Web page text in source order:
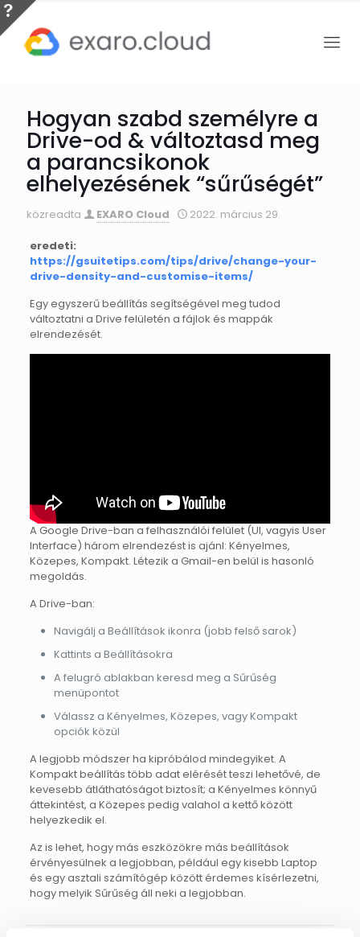
Hogyan szabd személyre a
Drive-od & változtasd meg
a parancsikonok
elhelyezésének “sűrűségét”
közreadta EXARO Cloud 2022. március 29.
eredeti:
https://gsuitetips.com/tips/drive/change-your-
drive-density-and-customise-items/
Egy egyszerű beállítás segítségével meg tudod
változtatni a Drive felületén a fájlok és mappák
elrendezését.
A Google Drive-ban a felhasználói felület (UI, vagyis User
Interface) három elrendezést is ajánl: Kényelmes,
Közepes, Kompakt. Létezik a Gmail-en belül is hasonló
megoldás.
A Drive-ban:
Navigálj a Beállítások ikonra (jobb felső sarok)
Kattints a Beállításokra
A felugró ablakban keresd meg a Sűrűség
menüpontot
Válassz a Kényelmes, Közepes, vagy Kompakt
opciók közül
A legjobb módszer ha kipróbálod mindegyiket. A
Kompakt beállítás több adat elérését teszi lehetővé, de
kevesebb átláthatóságot biztosít; a Kényelmes könnyű
áttekintést, a Közepes pedig valahol a kettő között
helyezkedik el.
Az is lehet, hogy más eszközökre más beállítások
érvényesülnek a legjobban, például egy kisebb Laptop
és egy asztali számítógép között érdemes kísérlezetni,
hogy melyik Sűrűség áll neki a legjobban.